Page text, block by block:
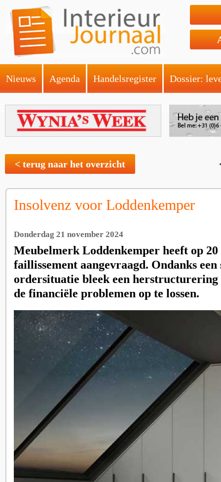
Nieuws Agenda Handelsregister Dossier:
< terug naar het overzicht
Insolvenz voor Loddenkemper
Donderdag 21 november 2024
Meubelmerk Loddenkemper heeft op 20
faillissement aangevraagd. Ondanks een
ordersituatie bleek een herstructurering
de financiële problemen op te lossen.